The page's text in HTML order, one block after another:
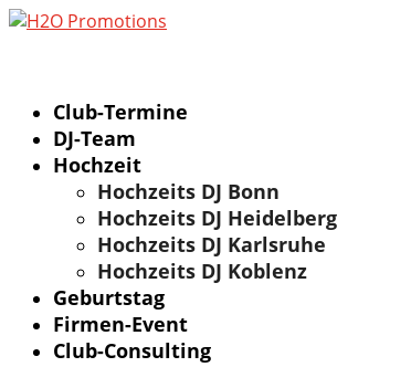
Club-Termine
DJ-Team
Hochzeit
Hochzeits DJ Bonn
Hochzeits DJ Heidelberg
Hochzeits DJ Karlsruhe
Hochzeits DJ Koblenz
Geburtstag
Firmen-Event
Club-Consulting